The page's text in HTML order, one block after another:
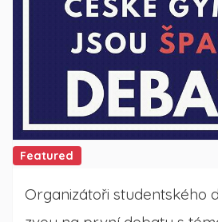
Featured
Organizátoři studentského